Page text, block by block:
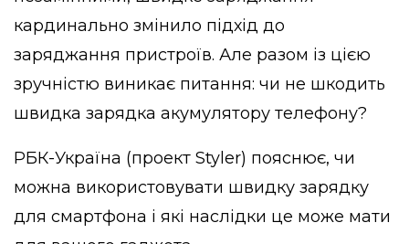
кардинально змінило підхід до
заряджання пристроїв. Але разом із цією
зручністю виникає питання: чи не шкодить
швидка зарядка акумулятору телефону?
РБК-Україна (проект Styler) пояснює, чи
можна використовувати швидку зарядку
для смартфона і які наслідки це може мати